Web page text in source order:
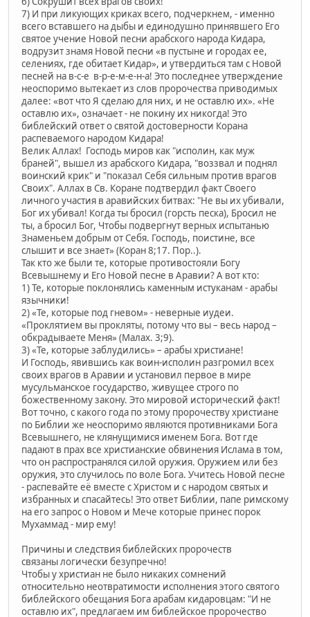
7) И при ликующих криках всего, подчеркнем, - именно
всего вставшего на дыбы и единодушно принявшего Его
святое учение Новой песни арабского народа Кидара,
водрузит знамя Новой песни «в пустыне и городах ее,
селениях, где обитает Кидар», и утвердиться там с Новой
песней на в-с-е в-р-е-м-е-н-а! Это последнее утверждение
неоспоримо вытекает из слов пророчества приводимых
далее: «вот что Я сделаю для них, и не оставлю их». «Не
оставлю их», означает - не покину их никогда! Это
библейский ответ о святой достоверности Корана
распеваемого народом Кидара!
Велик Аллах! Господь миров как "исполин, как муж
браней", вышел из арабского Кидара, "воззвал и поднял
воинский крик" и "показал Себя сильным против врагов
Своих". Аллах в Св. Коране подтвердил факт Своего
личного участия в аравийских битвах: "Не вы их убивали,
Бог их убивал! Когда ты бросил (горсть песка), Бросил не
ты, а бросил Бог, Чтобы подвергнут верных испытанью
Знаменьем добрым от Себя. Господь, поистине, все
слышит и все знает» (Коран 8;17. Пор..).
Так кто же были те, которые противостояли Богу
Всевышнему и Его Новой песне в Аравии? А вот кто:
1) Те, которые поклонялись каменным истуканам - арабы
язычники!
2) «Те, которые под гневом» - неверные иудеи.
«Проклятием вы прокляты, потому что вы – весь народ –
обкрадываете Меня» (Малах. 3;9).
3) «Те, которые заблудились» – арабы христиане!
И Господь, явившись как воин-исполин разгромил всех
своих врагов в Аравии и установил первое в мире
мусульманское государство, живущее строго по
божественному закону. Это мировой исторический факт!
Вот точно, с какого года по этому пророчеству христиане
по Библии же неоспоримо являются противниками Бога
Всевышнего, не клянущимися именем Бога. Вот где
падают в прах все христианские обвинения Ислама в том,
что он распространялся силой оружия. Оружием или без
оружия, это случилось по воле Бога. Учитесь Новой песне
- распевайте её вместе с Христом и с народом святых и
избранных и спасайтесь! Это ответ Библии, папе римскому
на его запрос о Новом и Мече которые принес порок
Мухаммад - мир ему!
Причины и следствия библейских пророчеств
связаны логически безупречно!
Чтобы у христиан не было никаких сомнений
относительно неотвратимости исполнения этого святого
библейского обещания Бога арабам кидаровцам: "И не
оставлю их", предлагаем им библейское пророчество